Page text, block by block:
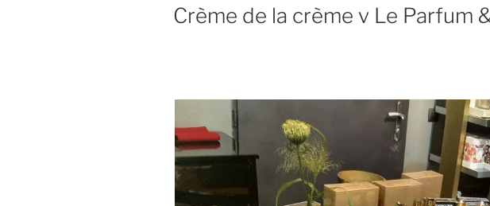
Crème de la crème v Le Parfum